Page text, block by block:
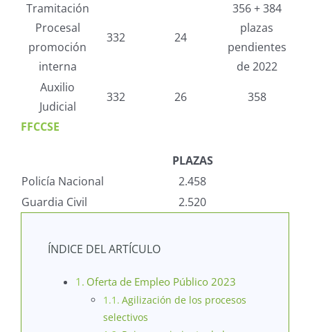
Tramitación
Procesal
promoción
interna
332 24
356 + 384
plazas
pendientes
de 2022
Auxilio
Judicial
332 26
358
FFCCSE
PLAZAS
Policía Nacional
2.458
Guardia Civil
2.520
ÍNDICE DEL ARTÍCULO
Oferta de Empleo Público 2023
Agilización de los procesos
selectivos